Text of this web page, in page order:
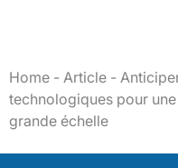
Home - Article -
technologiques pour
grande échelle